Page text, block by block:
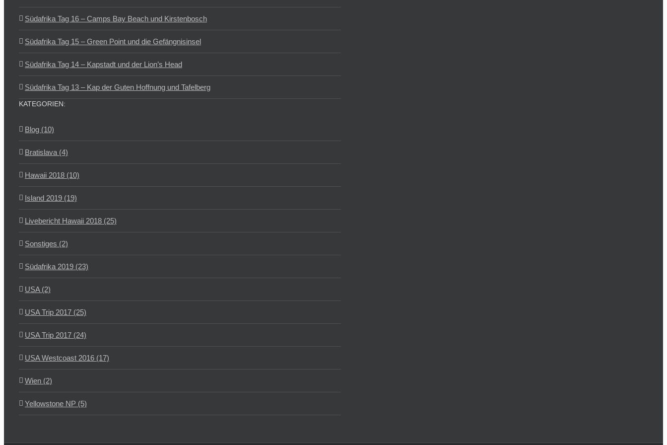
Südafrika Tag 16 – Camps Bay Beach und Kirstenbosch
Südafrika Tag 15 – Green Point und die Gefängnisinsel
Südafrika Tag 14 – Kapstadt und der Lion’s Head
Südafrika Tag 13 – Kap der Guten Hoffnung und Tafelberg
KATEGORIEN:
Blog (10)
Bratislava (4)
Hawaii 2018 (10)
Island 2019 (19)
Livebericht Hawaii 2018 (25)
Sonstiges (2)
Südafrika 2019 (23)
USA (2)
USA Trip 2017 (25)
USA Trip 2017 (24)
USA Westcoast 2016 (17)
Wien (2)
Yellowstone NP (5)